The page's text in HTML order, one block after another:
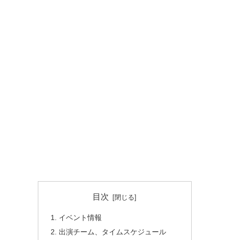
目次
イベント情報
出演チーム、タイムスケジュール